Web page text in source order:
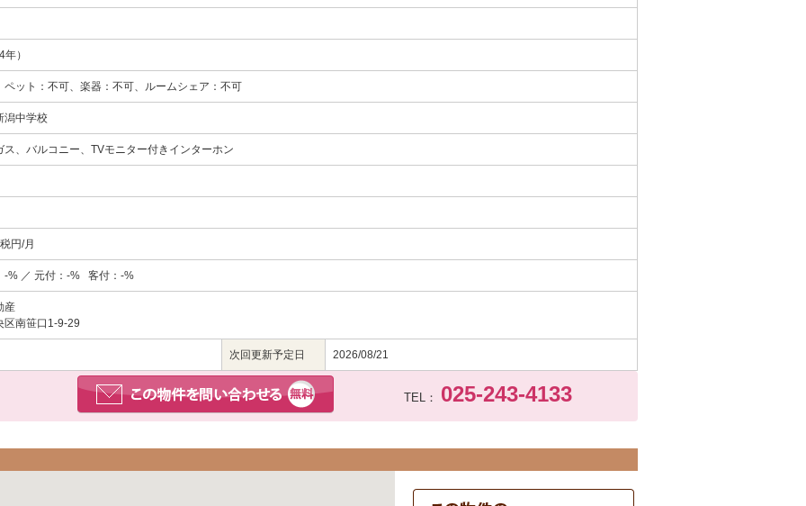
）
ペット：不可、楽器：不可、ルームシェア：不可
潟中学校
ス、バルコニー、TVモニター付きインターホン
円/月
% ／ 元付：-% 客付：-%
産
区南笹口1-9-29
次回更新予定日 2026/08/21
TEL： 025-243-4133